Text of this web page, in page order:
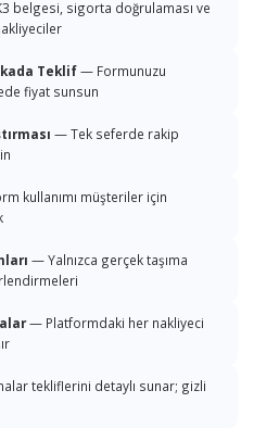
belgesi, sigorta doğrulaması ve
Teklif— Formunuzu
fiyat sunsun
— Tek seferde rakip
kullanımı müşteriler için
— Yalnızca gerçek taşıma
— Platformdaki her nakliyeci
tekliflerini detaylı sunar; gizli